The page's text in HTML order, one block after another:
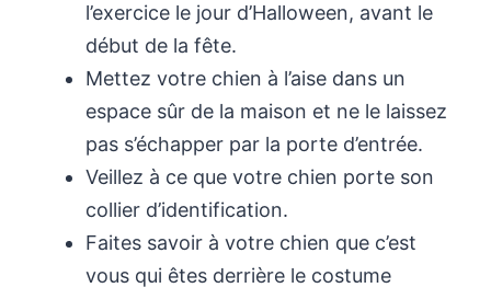
l’exercice le jour d’Halloween, avant le
début de la fête.
Mettez votre chien à l’aise dans un
espace sûr de la maison et ne le laissez
pas s’échapper par la porte d’entrée.
Veillez à ce que votre chien porte son
collier d’identification.
Faites savoir à votre chien que c’est
vous qui êtes derrière le costume